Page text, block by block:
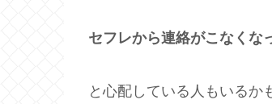
セフレから連絡がこなくな
と心配している人もいるか